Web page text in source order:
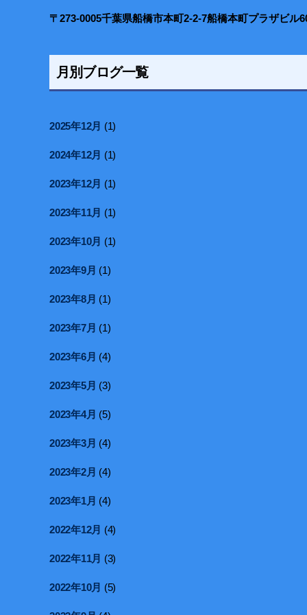
〒273-0005千葉県船橋市本町2-2-7船橋本町プラザビル
月別ブログ一覧
2025年12月 (1)
2024年12月 (1)
2023年12月 (1)
2023年11月 (1)
2023年10月 (1)
2023年9月 (1)
2023年8月 (1)
2023年7月 (1)
2023年6月 (4)
2023年5月 (3)
2023年4月 (5)
2023年3月 (4)
2023年2月 (4)
2023年1月 (4)
2022年12月 (4)
2022年11月 (3)
2022年10月 (5)